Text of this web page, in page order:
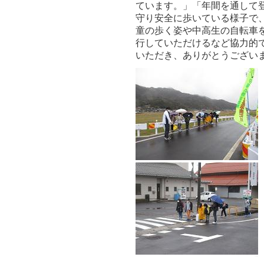
ています。」「年間を通して
守り安全に歩いている様子で
童の歩く姿や中高生の自転車
行していただけるなど協力的
いただき、ありがとうござい